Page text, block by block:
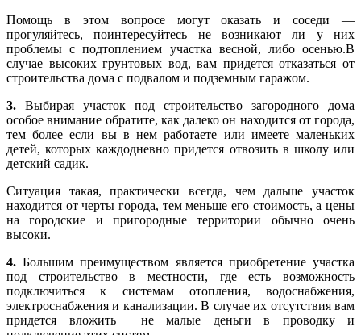
Помощь в этом вопросе могут оказать и соседи —
прогуляйтесь, поинтересуйтесь не возникают ли у них
проблемы с подтоплением участка весной, либо осенью.В
случае высоких грунтовых вод, вам придется отказаться от
строительства дома с подвалом и подземным гаражом.
3. Выбирая участок под строительство загородного дома
особое внимание обратите, как далеко он находится от города,
тем более если вы в нем работаете или имеете маленьких
детей, которых каждодневно придется отвозить в школу или
детский садик.
Ситуация такая, практически всегда, чем дальше участок
находится от черты города, тем меньше его стоимость, а цены
на городские и пригородные территории обычно очень
высоки.
4. Большим преимуществом является приобретение участка
под строительство в местности, где есть возможность
подключиться к системам отопления, водоснабжения,
электроснабжения и канализации. В случае их отсутствия вам
придется вложить не малые деньги в проводку и